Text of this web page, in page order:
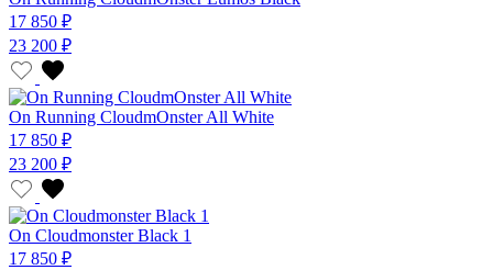
17 850 ₽
23 200 ₽
On Running CloudmOnster All White
17 850 ₽
23 200 ₽
On Cloudmonster Black 1
17 850 ₽